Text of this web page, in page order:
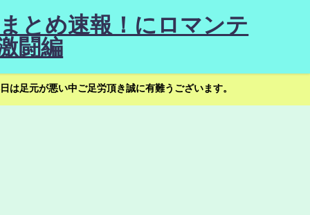
とめ速報！にロマンテ
闘編
足元が悪い中ご足労頂き誠に有難うございます。